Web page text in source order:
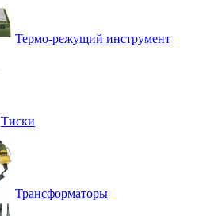
Термо-режущий инструмент
Тиски
Трансформаторы